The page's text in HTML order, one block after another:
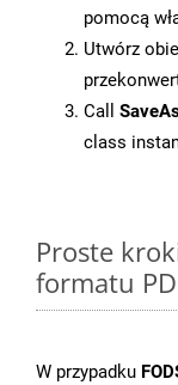
pomocą
Utwórz
Call
class
Proste
formatu
W przypadku